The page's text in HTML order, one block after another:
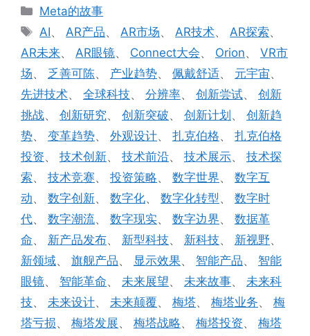
分
类
Meta的故事
标
签
AI、AR产品、AR市场、AR技术、AR探索、
AR未来、 AR眼镜、 Connect大会、 Orion、 VR市
场、 乏善可陈、 产业趋势、 佩戴舒适、 元宇宙、
先进技术、 全球科技、 分辨率、 创新尝试、 创新
挑战、 创新研究、 创新突破、 创新计划 、 创新趋
势、 变革趋势、 外观设计、 扎克伯格、 扎克伯格
投资、 技术创新、 技术前沿、 技术展示、 技术探
索、 技术竞赛、 投资策略、 数字世界、 数字互
动、 数字创新、 数字化、 数字化转型、 数字时
代、 数字潮流、 数字现实、 数字边界、 数据革
命、 新产品发布、 新型科技、 新科技、 新视野、
新领域、 旗舰产品、 显示效果、 智能产品、 智能
眼镜、 智能革命、 未来展望、 未来故事、 未来科
技、 未来设计、 未来颠覆、 梅塔、 梅塔业务、 梅
塔亏损、 梅塔发展、 梅塔战略、 梅塔投资、 梅塔